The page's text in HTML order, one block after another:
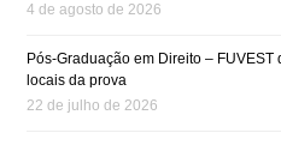
4 de agosto de 2026
Pós-Graduação em Direito –
locais da prova
22 de julho de 2026